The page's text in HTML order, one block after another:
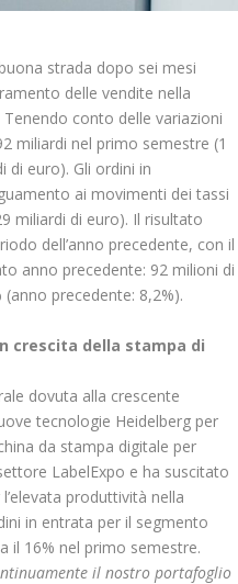
strada dopo sei mesi
delle vendite nella
conto delle variazioni
miliardi nel primo semestre (1
di euro). Gli ordini in
ai movimenti dei tassi
miliardi di euro). Il risultato
dell’anno precedente, con il
anno precedente: 92 milioni di
precedente: 8,2%).
crescita della stampa di
dovuta alla crescente
tecnologie Heidelberg per
da stampa digitale per
LabelExpo e ha suscitato
produttività nella
in entrata per il segmento
il 16% nel primo semestre.
il nostro portafoglio